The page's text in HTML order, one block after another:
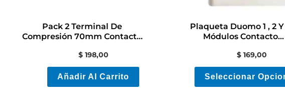
Pack 2 Terminal De
Compresión 70mm Contacto
$198,00
Añadir Al Carrito
Plaqueta Duomo 1 , 2 Y
Módulos Contacto
$169,00
Seleccionar